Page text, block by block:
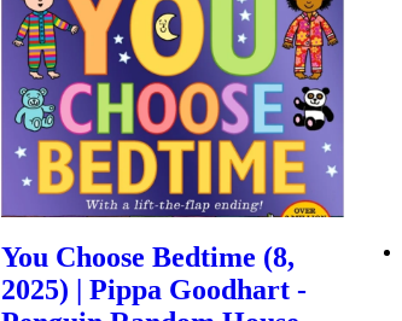
You Choose Bedtime (8,
2025) | Pippa Goodhart -